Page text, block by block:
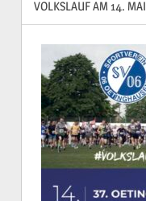
VOLKSLAUF AM 14. MAI